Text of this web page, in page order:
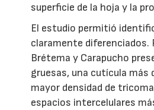
superficie de la hoja y la
El estudio permitió
claramente diferenciados.
Brétema y Carapucho
gruesas, una cutícula más
mayor densidad de
espacios intercelulares